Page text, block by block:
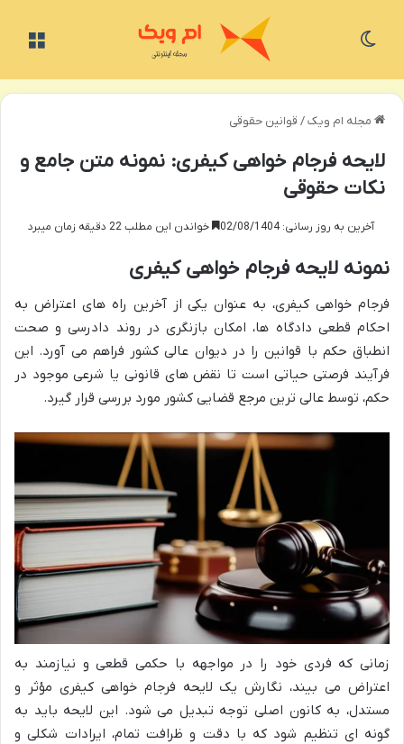
مجله ام ویک/ قوانین حقوقی
لایحه فرجام خواهی کیفری: نمونه متن جامع و
نکات حقوقی
آخرین به روز رسانی: 02/08/1404 خواندن این مطلب 22 دقیقه زمان میبرد
نمونه لایحه فرجام خواهی کیفری
فرجام خواهی کیفری، به عنوان یکی از آخرین راه های اعتراض به
احکام قطعی دادگاه ها، امکان بازنگری در روند دادرسی و صحت
انطباق حکم با قوانین را در دیوان عالی کشور فراهم می آورد. این
فرآیند فرصتی حیاتی است تا نقض های قانونی یا شرعی موجود در
حکم، توسط عالی ترین مرجع قضایی کشور مورد بررسی قرار گیرد.
زمانی که فردی خود را در مواجهه با حکمی قطعی و نیازمند به
اعتراض می بیند، نگارش یک لایحه فرجام خواهی کیفری مؤثر و
مستدل، به کانون اصلی توجه تبدیل می شود. این لایحه باید به
گونه ای تنظیم شود که با دقت و ظرافت تمام، ایرادات شکلی و